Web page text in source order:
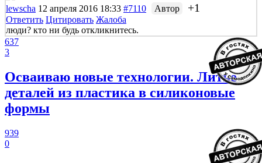
lewscha 12 апреля 2016 18:33 #7110 Автор +1
Ответить Цитировать Жалоба
люди? кто ни будь откликнитесь.
637
3
Осваиваю новые технологии. Литье
деталей из пластика в силиконовые
формы
939
0